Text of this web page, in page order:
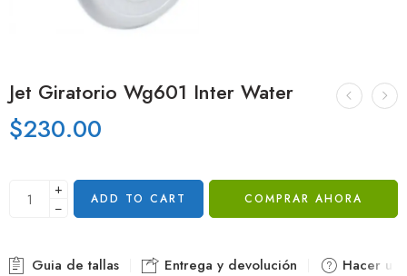
Jet Giratorio Wg601 Inter Water
$230.00
+
−
ADD TO CART COMPRAR AHORA
Guia de tallas Entrega y devolución
Hacer